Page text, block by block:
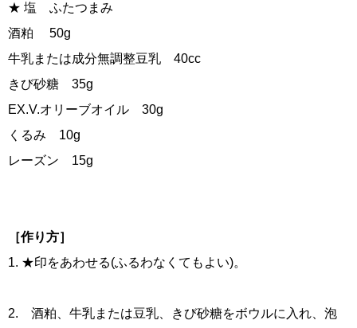
★ 塩 ふたつまみ
酒粕 50g
牛乳または成分無調整豆乳 40cc
きび砂糖 35g
EX.V.オリーブオイル 30g
くるみ 10g
レーズン 15g
［作り方］
1. ★印をあわせる(ふるわなくてもよい)。
2. 酒粕、牛乳または豆乳、きび砂糖をボウルに入れ、泡